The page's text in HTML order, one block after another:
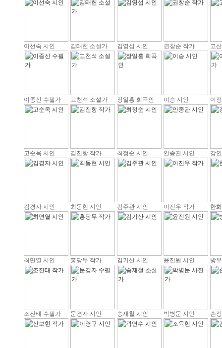
이선숙 시인 김태헌 소설가 김영섭 시인 권창순 작가 고
이종신 수필가 고천석 소설가 장일홍 희곡인 이승 시인 이
고순옥 시인 김진항 작가 최정순 시인 안종관 시인 강
김경자 시인 최동현 시인 김주관 시인 이진우 작가 한
최면열 시인 홍당무 작가 김기산 시인 윤진원 시인 방
조진태 수필가 문경자 시인 송재철 시인 박병문 시인 손